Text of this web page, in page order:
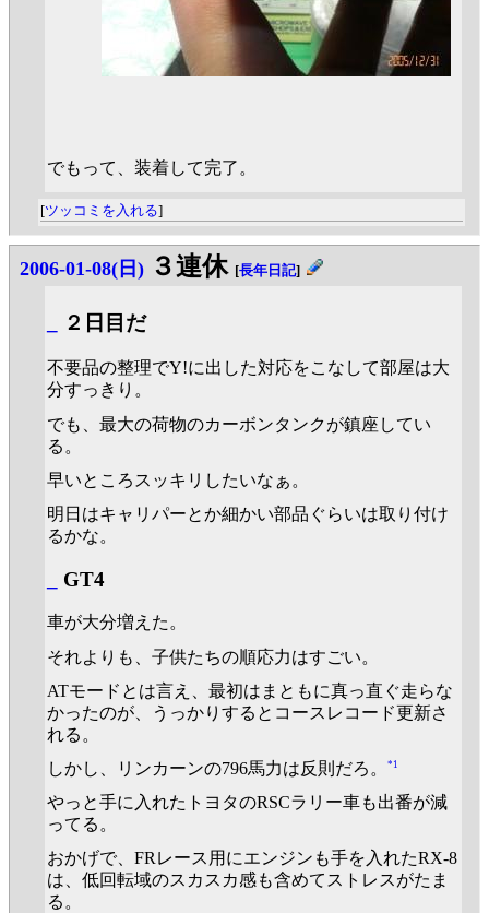
でもって、装着して完了。
[ツッコミを入れる]
2006-01-08(日) ３連休 [長年日記]
２日目だ
不要品の整理でY!に出した対応をこなして部屋は大
分すっきり。
でも、最大の荷物のカーボンタンクが鎮座してい
る。
早いところスッキリしたいなぁ。
明日はキャリパーとか細かい部品ぐらいは取り付け
るかな。
GT4
車が大分増えた。
それよりも、子供たちの順応力はすごい。
ATモードとは言え、最初はまともに真っ直ぐ走らな
かったのが、うっかりするとコースレコード更新さ
れる。
しかし、リンカーンの796馬力は反則だろ。
*1
やっと手に入れたトヨタのRSCラリー車も出番が減
ってる。
おかげで、FRレース用にエンジンも手を入れたRX-8
は、低回転域のスカスカ感も含めてストレスがたま
る。